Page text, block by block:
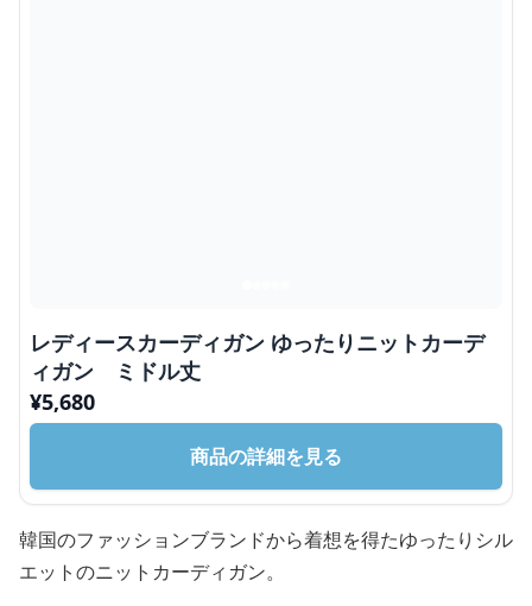
レディースカーディガン ゆったりニットカーデ
ィガン ミドル丈
¥5,680
商品の詳細を見る
韓国のファッションブランドから着想を得たゆったりシル
エットのニットカーディガン。